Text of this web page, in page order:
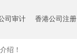
司审计 香港公司注册
绍！